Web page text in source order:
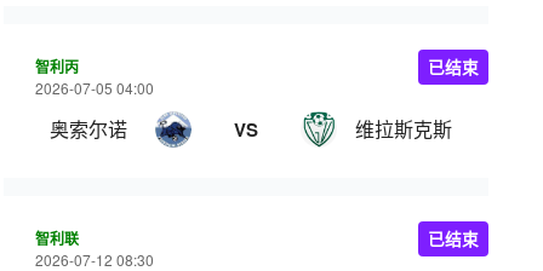
智利丙
2026-07-05 04:00
奥索尔诺 VS 维拉斯克斯
已结束
智利联
2026-07-12 08:30
已结束